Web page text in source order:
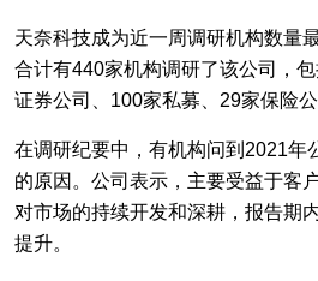
天奈科技成为近一周调研机构数量
合计有440家机构调研了该公司，
证券公司、100家私募、29家保险公
在调研纪要中，有机构问到2021年
的原因。公司表示，主要受益于客
对市场的持续开发和深耕，报告期
提升。